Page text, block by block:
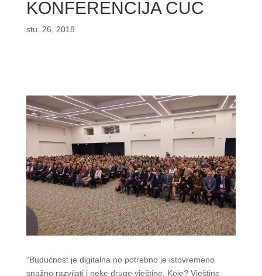
KONFERENCIJA CUC
stu. 26, 2018
“Budućnost je digitalna no potrebno je istovremeno
snažno razvijati i neke druge vještine. Koje? Vještine